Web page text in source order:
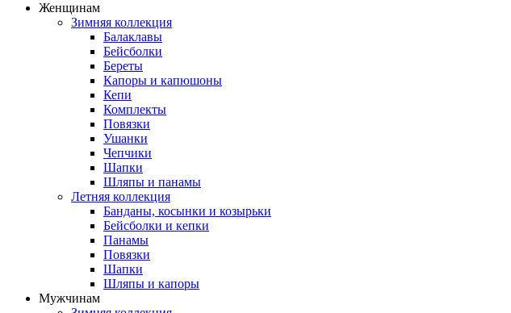
Женщинам
Зимняя коллекция
Балаклавы
Бейсболки
Береты
Капоры и капюшоны
Кепи
Комплекты
Повязки
Ушанки
Чепчики
Шапки
Шляпы и панамы
Летняя коллекция
Банданы, косынки и козырьки
Бейсболки и кепки
Панамы
Повязки
Шапки
Шляпы и капоры
Мужчинам